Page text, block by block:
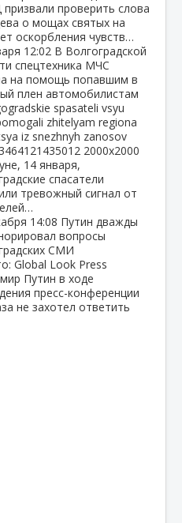
проверить слова
о мощах святых на
оскорбления чувств…
12:02 В Волгоградской
спецтехника МЧС
на помощь попавшим в
плен автомобилистам
14 января,
спасатели
тревожный сигнал от
14:08 Путин дважды
вопросы
СМИ
Путин в ходе
пресс-конференции
не захотел ответить